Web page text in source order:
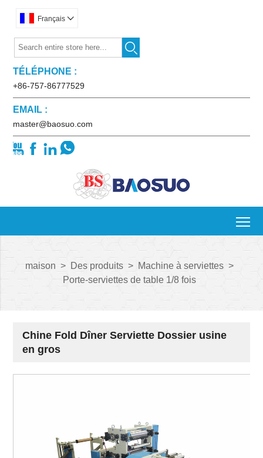
Français 

TÉLÉPHONE :
+86-757-86777529
EMAIL :
master@baosuo.com
   
maison > Des produits > Machine à serviettes >
Porte-serviettes de table 1/8 fois
Chine Fold Dîner Serviette Dossier usine
en gros